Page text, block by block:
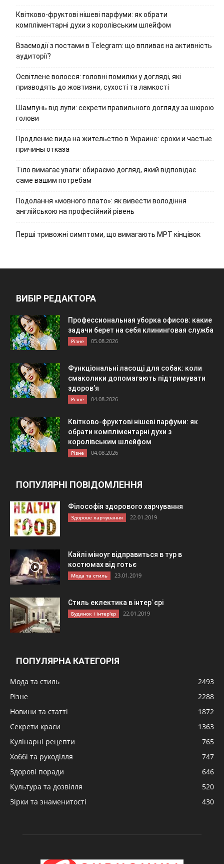
Квітково-фруктові нішеві парфуми: як обрати
компліментарні духи з королівським шлейфом
Взаємодії з постами в Telegram: що впливає на активність
аудиторії?
Освітлене волосся: головні помилки у догляді, які
призводять до жовтизни, сухості та ламкості
Шампунь від лупи: секрети правильного догляду за шкірою
голови
Продление вида на жительство в Украине: сроки и частые
причины отказа
Тіло вимагає уваги: обираємо догляд, який відповідає
саме вашим потребам
Подолання «мовного плато»: як вивести володіння
англійською на професійний рівень
Перші тривожні симптоми, що вимагають МРТ кінцівок
ВИБІР РЕДАКТОРА
Профессиональная уборка офисов: какие
задачи берет на себя клининговая служба
Різне 05.08.2026
Функціональні ласощі для собак: коли
смаколики допомагають підтримувати
здоров’я
Різне 04.08.2026
Квітково-фруктові нішеві парфуми: як
обрати компліментарні духи з
королівським шлейфом
Різне 04.08.2026
ПОПУЛЯРНІ ПОВІДОМЛЕННЯ
Філософія здорового харчування
Здорове харчування 22.01.2019
Кайлі міноуг відправиться в тур в
костюмах від готьє
Мода та стиль 23.01.2019
Стиль еклектика в інтер`єрі
Будинок і інтер'єр 22.01.2019
ПОПУЛЯРНА КАТЕГОРІЯ
Мода та стиль
2493
Різне
2288
Новини та статті
1872
Секрети краси
1363
Кулінарні рецепти
765
Хоббі та рукоділля
747
Здорові поради
646
Культура та дозвілля
520
Зірки та знаменитості
430